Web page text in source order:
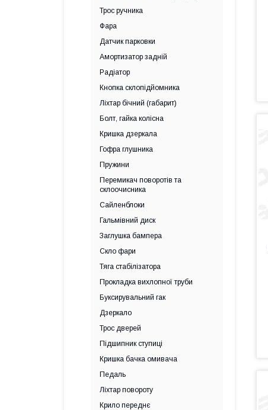
Трос ручника
Фара
Датчик парковки
Амортизатор задній
Радіатор
Кнопка склопідйомника
Ліхтар бічний (габарит)
Болт, гайка колісна
Кришка дзеркала
Гофра глушника
Пружини
Перемикач поворотів та
склоочисника
Сайленблоки
Гальмівний диск
Заглушка бампера
Скло фари
Тяга стабілізатора
Прокладка вихлопної труби
Буксирувальний гак
Дзеркало
Трос дверей
Підшипник ступиці
Кришка бачка омивача
Педаль
Ліхтар повороту
Крило переднє